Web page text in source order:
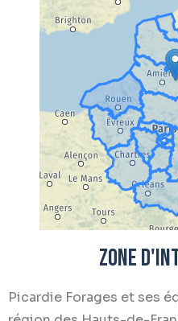
Zone
Picardie Forages et ses